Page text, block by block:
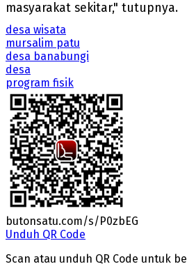
masyarakat sekitar," tutupnya.
desa wisata
mursalim patu
desa banabungi
desa
program fisik
butonsatu.com/s/P0zbEG
Unduh QR Code
Scan atau unduh QR Code untuk